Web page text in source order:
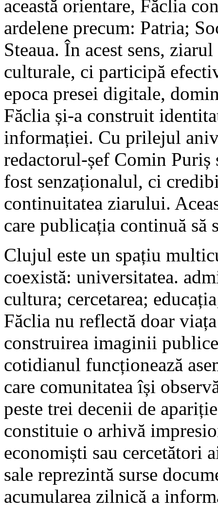
această orientare, Făclia
ardelene precum: Patria;
Steaua. În acest sens,
culturale, ci participă
epoca presei digitale,
Făclia și-a construit
informației. Cu prilejul
redactorul-șef Comin
fost senzaționalul, ci
continuitatea ziarului.
care publicația continuă
Clujul este un spațiu
coexistă: universitatea.
cultura; cercetarea;
Făclia nu reflectă doar
construirea imaginii
cotidianul funcționează
care comunitatea își
peste trei decenii de
constituie o arhivă
economiști sau cercetători
sale reprezintă surse
acumularea zilnică a